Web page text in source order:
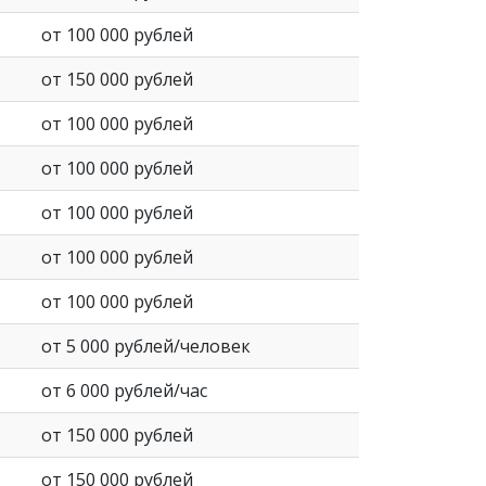
от 100 000 рублей
от 150 000 рублей
от 100 000 рублей
от 100 000 рублей
от 100 000 рублей
от 100 000 рублей
от 100 000 рублей
от 5 000 рублей/человек
от 6 000 рублей/час
от 150 000 рублей
от 150 000 рублей